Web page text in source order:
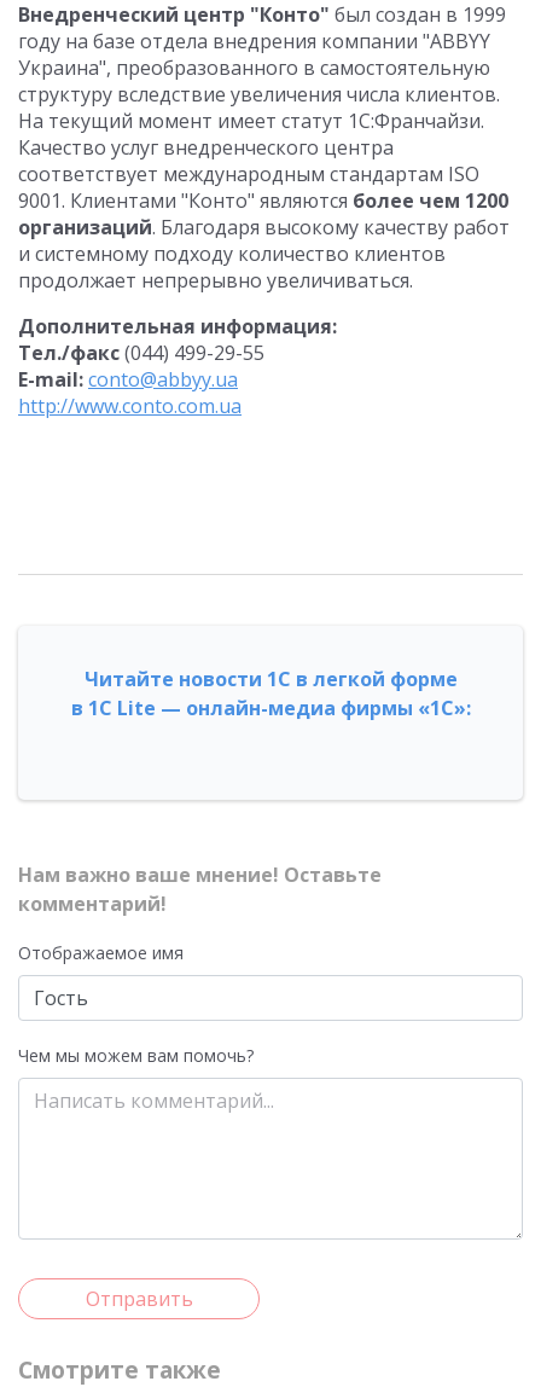
Внедренческий центр "Конто" был создан в 1999
году на базе отдела внедрения компании "ABBYY
Украина", преобразованного в самостоятельную
структуру вследствие увеличения числа клиентов.
На текущий момент имеет статут 1С:Франчайзи.
Качество услуг внедренческого центра
соответствует международным стандартам ISO
9001. Клиентами "Конто" являются более чем 1200
организаций. Благодаря высокому качеству работ
и системному подходу количество клиентов
продолжает непрерывно увеличиваться.
Дополнительная информация:
Тел./факс(044) 499-29-55
E-mail:conto@abbyy.ua
http://www.conto.com.ua
Читайте новости 1С в легкой форме
в 1С Lite — онлайн-медиа фирмы «1С»:
Нам важно ваше мнение! Оставьте
комментарий!
Отображаемое имя
Чем мы можем вам помочь?
Отправить
Смотрите также